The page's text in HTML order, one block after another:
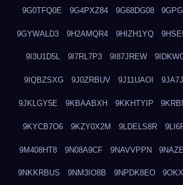
9G0TFQ0E 9G4PXZ84 9G68DG08
9GYWALD3 9H2AMQR4 9HIZH1YQ
9I3U1D5L 9I7RL7P3 9I87JREW
9IQBZSXG 9J0ZRBUV 9J11UAOI
9JKLGY5E 9KBAABXH 9KKHTYIP
9KYCB7O6 9KZY0X2M 9LDELS8R
9M408HT8 9N08A9CF 9NAVVPPN
9NKKRBUS 9NM3IO8B 9NPDK8EO